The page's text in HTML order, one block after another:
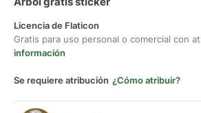
Licencia de Flaticon
Gratis para uso personal o comercial con
información
Se requiere atribución ¿Cómo atribuir?